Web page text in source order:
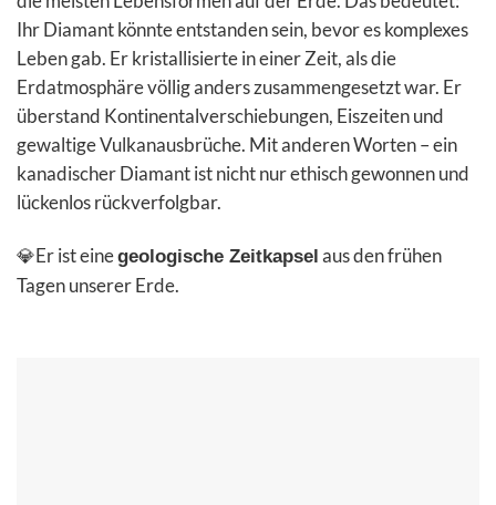
Ihr Diamant könnte entstanden sein, bevor es komplexes
Leben gab. Er kristallisierte in einer Zeit, als die
Erdatmosphäre völlig anders zusammengesetzt war. Er
überstand Kontinentalverschiebungen, Eiszeiten und
gewaltige Vulkanausbrüche. Mit anderen Worten – ein
kanadischer Diamant ist nicht nur ethisch gewonnen und
lückenlos rückverfolgbar.
💎Er ist einegeologische Zeitkapsel aus den frühen
Tagen unserer Erde.